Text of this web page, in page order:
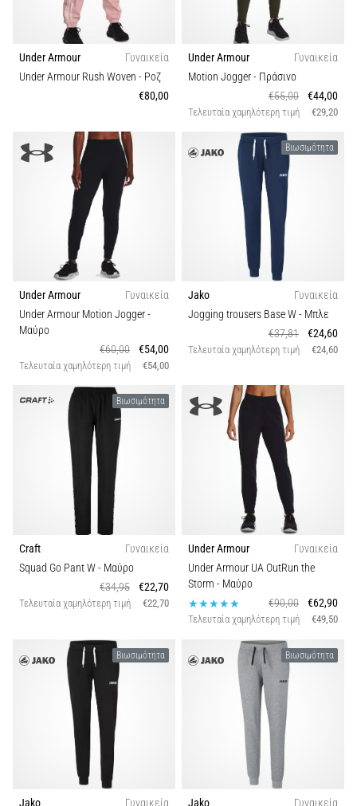
Under Armour
Γυναικεία
Under Armour Rush Woven - Ροζ
€80,00
Under Armour
Γυναικεία
Motion Jogger- Πράσινο
€55,00
€44,00
Τελευταία χαμηλότερη τιμή €29,20
Under Armour
Γυναικεία
Under Armour Motion Jogger-
Μαύρο
€60,00
€54,00
Τελευταία χαμηλότερη τιμή €54,00
Βιωσιμότητα
Jako
Γυναικεία
Jogging trousers Base W- Μπλε
€37,81
€24,60
Τελευταία χαμηλότερη τιμή €24,60
Βιωσιμότητα
Craft
Γυναικεία
Squad Go Pant W- Μαύρο
€34,95
€22,70
Τελευταία χαμηλότερη τιμή €22,70
Under Armour
Γυναικεία
Under Armour UA OutRun the
Storm - Μαύρο
€90,00
€62,90
Τελευταία χαμηλότερη τιμή €49,50
Βιωσιμότητα
Jako Γυναικεία
Βιωσιμότητα
Jako Γυναικεία